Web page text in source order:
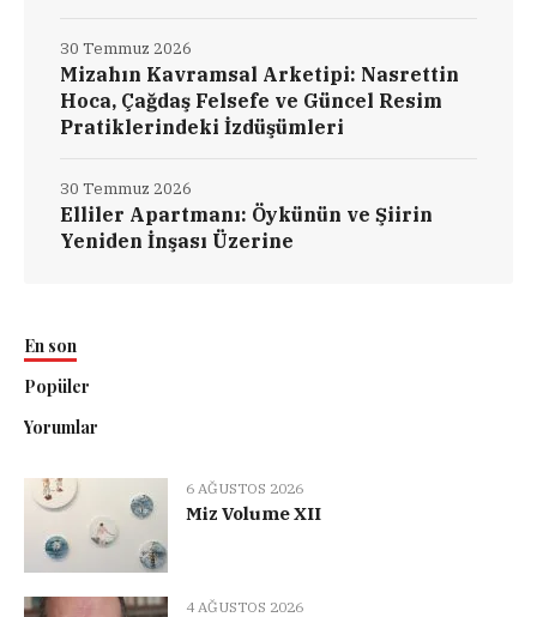
Mizahın Kavramsal Arketipi: Nasrettin
Hoca, Çağdaş Felsefe ve Güncel Resim
Pratiklerindeki İzdüşümleri
30 Temmuz 2026
Elliler Apartmanı: Öykünün ve Şiirin
Yeniden İnşası Üzerine
30 Temmuz 2026
En son
Popüler
Yorumlar
6 AĞUSTOS 2026
Miz Volume XII
4 AĞUSTOS 2026